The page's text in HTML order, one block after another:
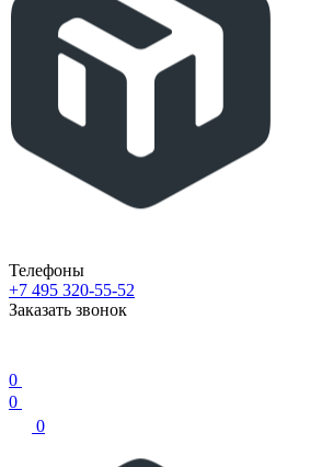
Телефоны
+7 495 320-55-52
Заказать звонок
0
0
0